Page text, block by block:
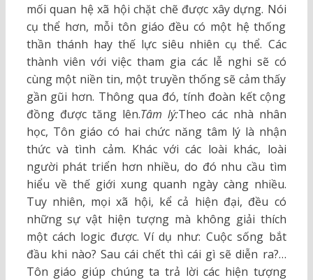
mối quan hệ xã hội chặt chẽ được xây dựng. Nói
cụ thể hơn, mỗi tôn giáo đều có một hệ thống
thần thánh hay thế lực siêu nhiên cụ thể. Các
thành viên với việc tham gia các lễ nghi sẽ có
cùng một niền tin, một truyền thống sẽ cảm thấy
gần gũi hơn. Thông qua đó, tính đoàn kết cộng
đồng được tăng lên.Tâm lý:Theo các nhà nhân
học, Tôn giáo có hai chức năng tâm lý là nhận
thức và tình cảm. Khác với các loài khác, loài
người phát triển hơn nhiều, do đó nhu cầu tìm
hiểu về thế giới xung quanh ngày càng nhiều.
Tuy nhiên, mọi xã hội, kể cả hiện đại, đều có
những sự vật hiện tượng mà không giải thích
một cách logic được. Ví dụ như: Cuộc sống bắt
đầu khi nào? Sau cái chết thì cái gì sẽ diễn ra?…
Tôn giáo giúp chúng ta trả lời các hiện tượng